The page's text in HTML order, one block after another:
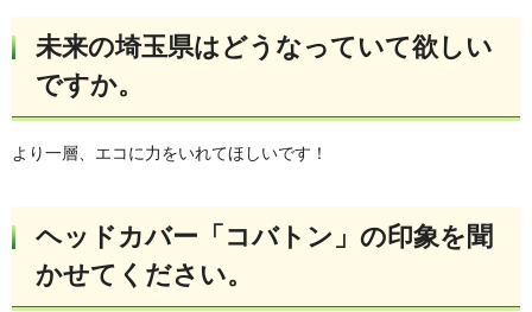
未来の埼玉県はどうなっていて欲しい
ですか。
より一層、エコに力をいれてほしいです！
ヘッドカバー「コバトン」の印象を聞
かせてください。